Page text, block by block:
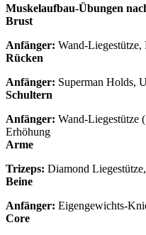
Muskelaufbau-Übungen
Brust
Anfänger: Wand-
Rücken
Anfänger: Superman Holds,
Schultern
Anfänger: Wand-Liegestütze
Erhöhung
Arme
Trizeps: Diamond
Beine
Anfänger: Eigengewichts-
Core